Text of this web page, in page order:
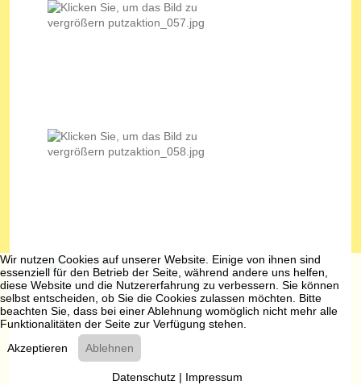
Wir nutzen Cookies auf unserer Website. Einige von ihnen sind
essenziell für den Betrieb der Seite, während andere uns helfen,
diese Website und die Nutzererfahrung zu verbessern. Sie können
selbst entscheiden, ob Sie die Cookies zulassen möchten. Bitte
beachten Sie, dass bei einer Ablehnung womöglich nicht mehr alle
Funktionalitäten der Seite zur Verfügung stehen.
Akzeptieren
Ablehnen
Datenschutz| Impressum